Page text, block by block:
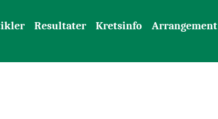
Resultater Kretsinfo Arrangement